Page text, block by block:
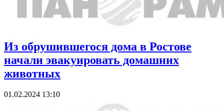
Из обрушившегося дома в Ростове
начали эвакуировать домашних
животных
01.02.2024 13:10